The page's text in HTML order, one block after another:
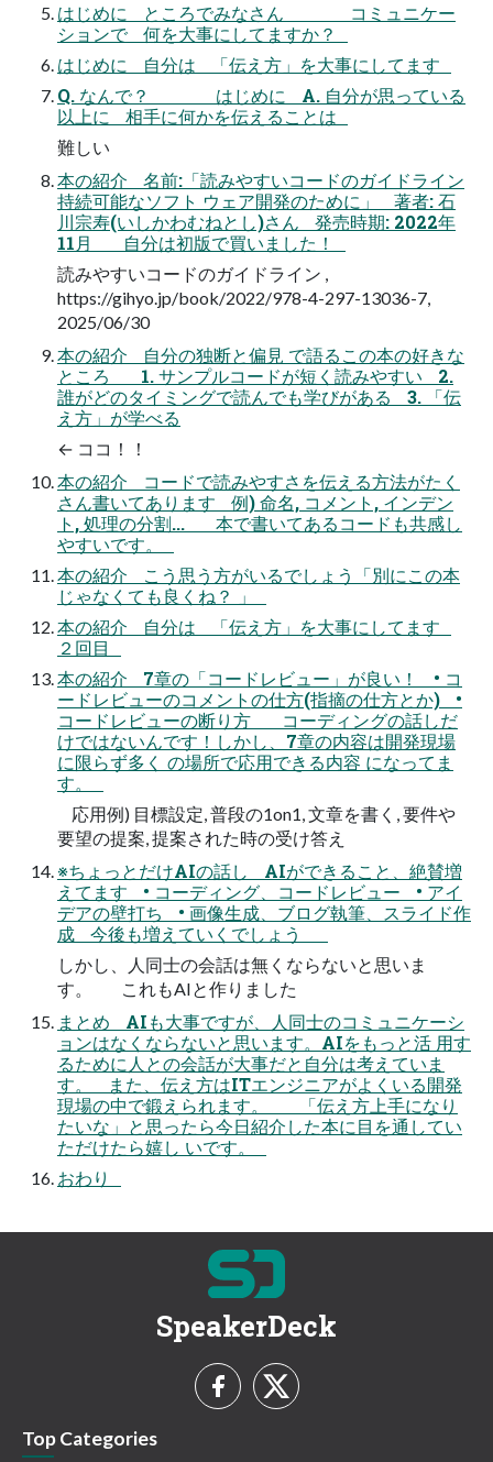
はじめに ところでみなさん コミュニケー
ションで 何を大事にしてますか？
はじめに 自分は 「伝え方」を大事にしてます
Q. なんで？ はじめに A. 自分が思っている
以上に 相手に何かを伝えることは
難しい
本の紹介 名前:「読みやすいコードのガイドライン
持続可能なソフト ウェア開発のために」 著者: 石
川宗寿(いしかわむねとし)さん 発売時期: 2022年
11月 自分は初版で買いました！
読みやすいコードのガイドライン ,
https://gihyo.jp/book/2022/978-4-297-13036-7,
2025/06/30
本の紹介 自分の独断と偏見 で語るこの本の好きな
ところ 1. サンプルコードが短く読みやすい 2.
誰がどのタイミングで読んでも学びがある 3. 「伝
え方」が学べる
← ココ！！
本の紹介 コードで読みやすさを伝える方法がたく
さん書いてあります 例) 命名, コメント, インデン
ト, 処理の分割... 本で書いてあるコードも共感し
やすいです。
本の紹介 こう思う方がいるでしょう「別にこの本
じゃなくても良くね？ 」
本の紹介 自分は 「伝え方」を大事にしてます
２回目
本の紹介 7章の「コードレビュー」が良い！ • コ
ードレビューのコメントの仕方(指摘の仕方とか) •
コードレビューの断り方 コーディングの話しだ
けではないんです！しかし、7章の内容は開発現場
に限らず多く の場所で応用できる内容 になってま
す。
応用例) 目標設定, 普段の1on1, 文章を書く, 要件や
要望の提案, 提案された時の受け答え
※ちょっとだけAIの話し AIができること、絶賛増
えてます • コーディング、コードレビュー • アイ
デアの壁打ち • 画像生成、ブログ執筆、スライド作
成 今後も増えていくでしょう
しかし、人同士の会話は無くならないと思いま
す。 これもAIと作りました
まとめ AIも大事ですが、人同士のコミュニケーシ
ョンはなくならないと思います。AIをもっと活 用す
るために人との会話が大事だと自分は考えていま
す。 また、伝え方はITエンジニアがよくいる開発
現場の中で鍛えられます。 「伝え方上手になり
たいな」と思ったら今日紹介した本に目を通してい
ただけたら嬉し いです。
おわり
SpeakerDeck
Top Categories